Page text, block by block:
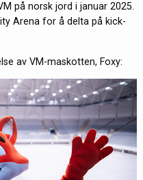
på norsk jord i januar 2025.
Arena for å delta på kick-
av VM-maskotten, Foxy: